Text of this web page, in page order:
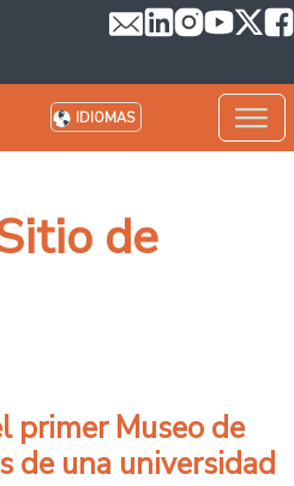
IDIOMAS
de
primer Museo de
de una universidad